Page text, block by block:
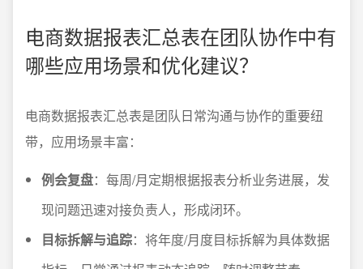
电商数据报表汇总表在团队协作中有
哪些应用场景和优化建议？
电商数据报表汇总表是团队日常沟通与协作的重要纽
带，应用场景丰富：
例会复盘：每周/月定期根据报表分析业务进展，发
现问题迅速对接负责人，形成闭环。
目标拆解与追踪：将年度/月度目标拆解为具体数据